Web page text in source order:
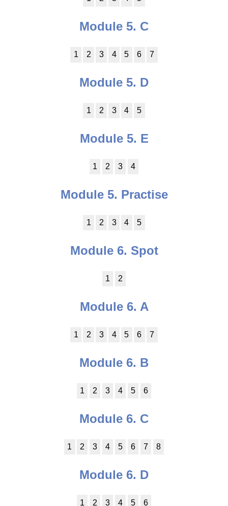
Module 5. C
1 2 3 4 5 6 7
Module 5. D
1 2 3 4 5
Module 5. E
1 2 3 4
Module 5. Practise
1 2 3 4 5
Module 6. Spot
1 2
Module 6. A
1 2 3 4 5 6 7
Module 6. B
1 2 3 4 5 6
Module 6. C
1 2 3 4 5 6 7 8
Module 6. D
1 2 3 4 5 6